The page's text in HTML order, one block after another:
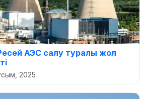
АЭС салу туралы жол
2025